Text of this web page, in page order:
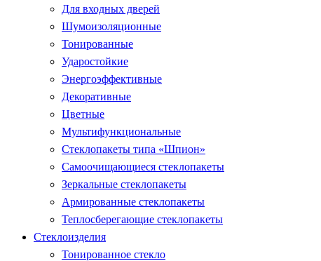
Для входных дверей
Шумоизоляционные
Тонированные
Ударостойкие
Энергоэффективные
Декоративные
Цветные
Мультифункциональные
Стеклопакеты типа «Шпион»
Самоочищающиеся стеклопакеты
Зеркальные стеклопакеты
Армированные стеклопакеты
Теплосберегающие стеклопакеты
Стеклоизделия
Тонированное стекло